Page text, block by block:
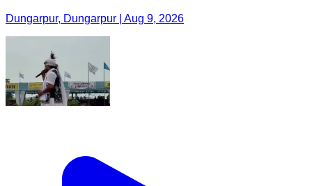
Dungarpur, Dungarpur | Aug 9, 2026